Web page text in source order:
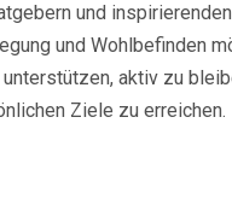
und
und Wohlbefinden
aktiv zu
Ziele zu erreichen.